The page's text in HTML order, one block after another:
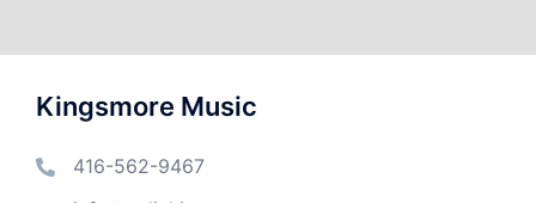
Kingsmore Music
416-562-9467